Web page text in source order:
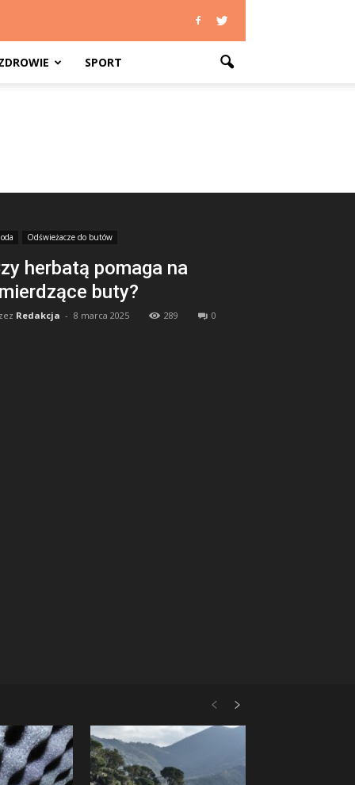
SPORT
Odświeżacze do butów
herbatą pomaga na
buty?
Redakcja - 8 marca 2025 289 0